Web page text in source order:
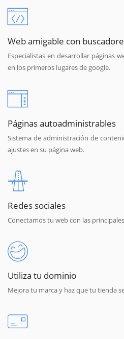
Web amigable con
Especialistas en desarrollar páginas
en los primeros lugares de google.
Páginas autoadministrables
Sistema de administración de
ajustes en su página web.
Redes sociales
Conectamos tu web con las
Utiliza tu dominio
Mejora tu marca y haz que tu tienda